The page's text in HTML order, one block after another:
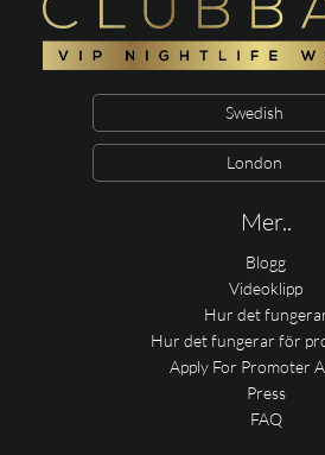
Swedish
London
Mer..
Blogg
Videoklipp
Hur det
Hur det fungerar för
Apply For Promoter
Press
FAQ